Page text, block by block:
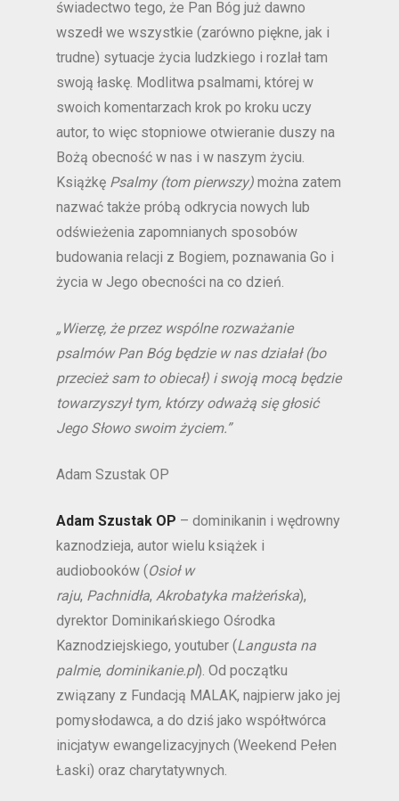
świadectwo tego, że Pan Bóg już dawno
wszedł we wszystkie (zarówno piękne, jak i
trudne) sytuacje życia ludzkiego i rozlał tam
swoją łaskę. Modlitwa psalmami, której w
swoich komentarzach krok po kroku uczy
autor, to więc stopniowe otwieranie duszy na
Bożą obecność w nas i w naszym życiu.
Książkę Psalmy (tom pierwszy) można zatem
nazwać także próbą odkrycia nowych lub
odświeżenia zapomnianych sposobów
budowania relacji z Bogiem, poznawania Go i
życia w Jego obecności na co dzień.
„Wierzę, że przez wspólne rozważanie
psalmów Pan Bóg będzie w nas działał (bo
przecież sam to obiecał) i swoją mocą będzie
towarzyszył tym, którzy odważą się głosić
Jego Słowo swoim życiem.”
Adam Szustak OP
Adam Szustak OP – dominikanin i wędrowny
kaznodzieja, autor wielu książek i
audiobooków (Osioł w
raju, Pachnidła, Akrobatyka małżeńska),
dyrektor Dominikańskiego Ośrodka
Kaznodziejskiego, youtuber (Langusta na
palmie, dominikanie.pl). Od początku
związany z Fundacją MALAK, najpierw jako jej
pomysłodawca, a do dziś jako współtwórca
inicjatyw ewangelizacyjnych (Weekend Pełen
Łaski) oraz charytatywnych.